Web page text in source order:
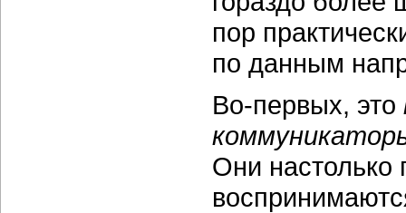
пор
по данным
Во-первых, это
Они настолько